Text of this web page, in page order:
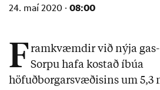
24. maí 2020 · 08:00
Framkvæmdir við nýja gas-
Sorpu hafa kostað íbúa
höfuðborgarsvæðisins um 5,3